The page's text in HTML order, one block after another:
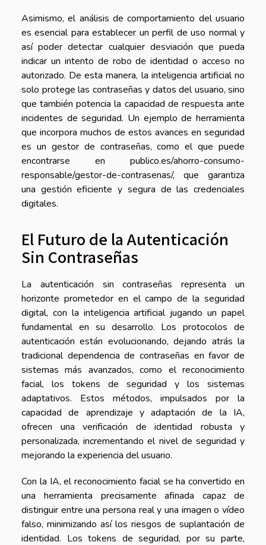
Asimismo, el análisis de comportamiento del usuario
es esencial para establecer un perfil de uso normal y
así poder detectar cualquier desviación que pueda
indicar un intento de robo de identidad o acceso no
autorizado. De esta manera, la inteligencia artificial no
solo protege las contraseñas y datos del usuario, sino
que también potencia la capacidad de respuesta ante
incidentes de seguridad. Un ejemplo de herramienta
que incorpora muchos de estos avances en seguridad
es un gestor de contraseñas, como el que puede
encontrarse en publico.es/ahorro-consumo-
responsable/gestor-de-contrasenas/, que garantiza
una gestión eficiente y segura de las credenciales
digitales.
El Futuro de la Autenticación
Sin Contraseñas
La autenticación sin contraseñas representa un
horizonte prometedor en el campo de la seguridad
digital, con la inteligencia artificial jugando un papel
fundamental en su desarrollo. Los protocolos de
autenticación están evolucionando, dejando atrás la
tradicional dependencia de contraseñas en favor de
sistemas más avanzados, como el reconocimiento
facial, los tokens de seguridad y los sistemas
adaptativos. Estos métodos, impulsados por la
capacidad de aprendizaje y adaptación de la IA,
ofrecen una verificación de identidad robusta y
personalizada, incrementando el nivel de seguridad y
mejorando la experiencia del usuario.
Con la IA, el reconocimiento facial se ha convertido en
una herramienta precisamente afinada capaz de
distinguir entre una persona real y una imagen o vídeo
falso, minimizando así los riesgos de suplantación de
identidad. Los tokens de seguridad, por su parte,